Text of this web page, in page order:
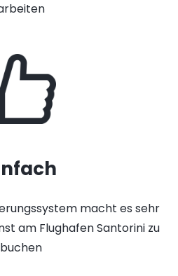
macht es sehr
am Flughafen Santorini zu
buchen